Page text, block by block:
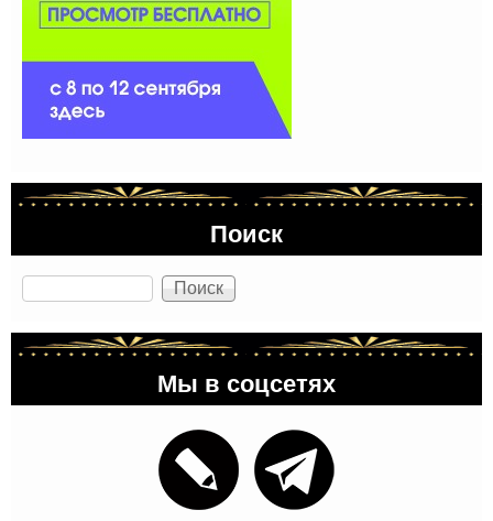
Поиск
Поиск
Мы в соцсетях